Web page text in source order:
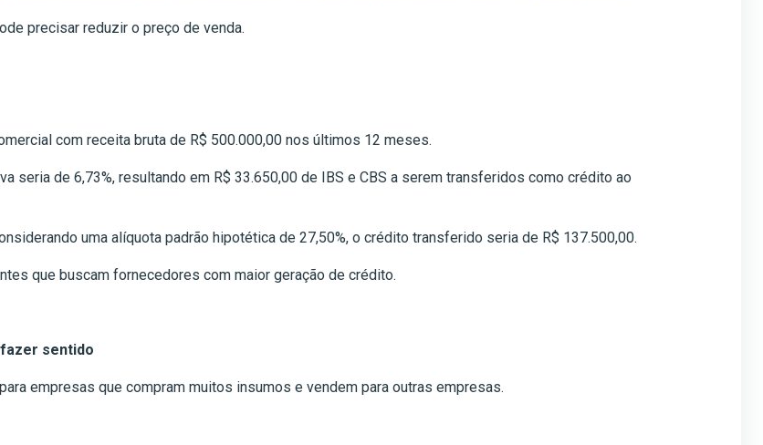
precisar reduzir o preço de venda.
com receita bruta de R$ 500.000,00 nos últimos 12 meses.
seria de 6,73%, resultando em R$ 33.650,00 de IBS e CBS a serem transferidos como crédito ao
uma alíquota padrão hipotética de 27,50%, o crédito transferido seria de R$ 137.500,00.
que buscam fornecedores com maior geração de crédito.
sentido
empresas que compram muitos insumos e vendem para outras empresas.